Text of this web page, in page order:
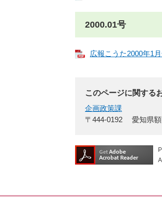
2000.01号
広報こうた2000年1
このページに関する
企画政策課
〒444-0192
愛知県